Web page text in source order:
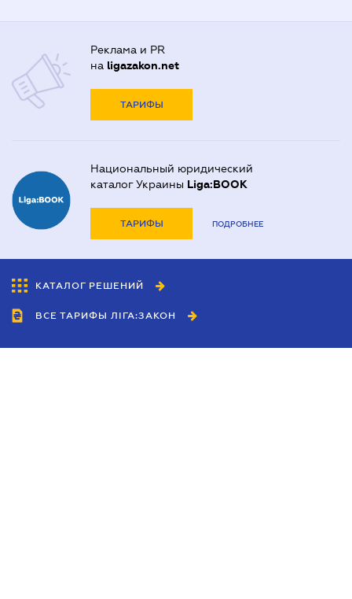
Реклама и PR
на ligazakon.net
ТАРИФЫ
Национальный юридический
каталог Украины Liga:BOOK
ТАРИФЫ ПОДРОБНЕЕ
КАТАЛОГ РЕШЕНИЙ
ВСЕ ТАРИФЫ ЛІГА:ЗАКОН